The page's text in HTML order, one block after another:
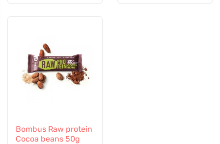
Bombus Raw protein
Cocoa beans 50g